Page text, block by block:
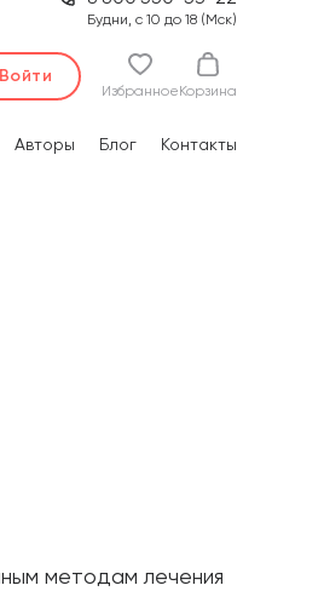
Будни, с 10 до 18 (Мск)
Войти
Избранное Корзина
Авторы Блог Контакты
методам лечения